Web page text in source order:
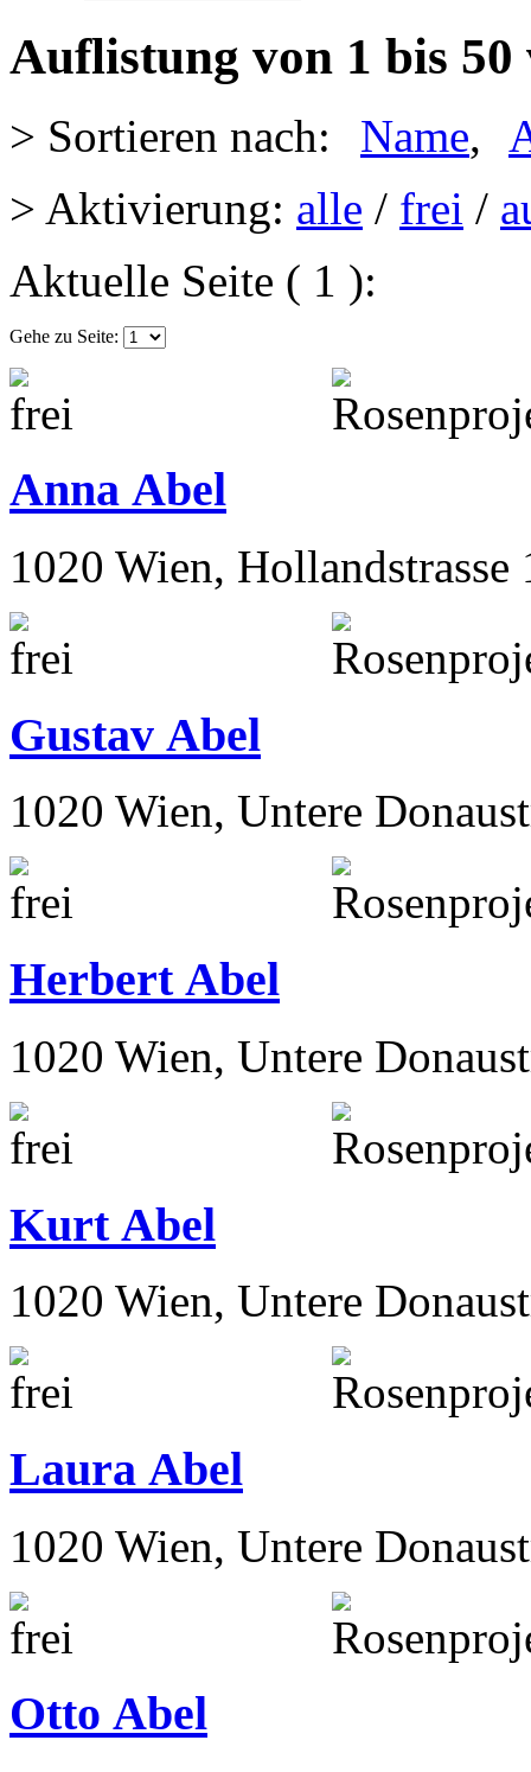
Auflistung von 1 bis 50
> Sortieren nach: Name,
> Aktivierung: alle / frei /
Aktuelle Seite ( 1 ):
Gehe zu Seite:
Anna Abel
1020 Wien, Hollandstrasse
Gustav Abel
1020 Wien, Untere
Herbert Abel
1020 Wien, Untere
Kurt Abel
1020 Wien, Untere
Laura Abel
1020 Wien, Untere
Otto Abel